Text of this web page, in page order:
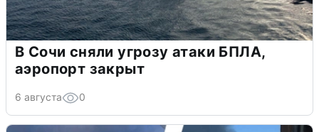
В Сочи сняли угрозу атаки БПЛА,
аэропорт закрыт
6 августа 0